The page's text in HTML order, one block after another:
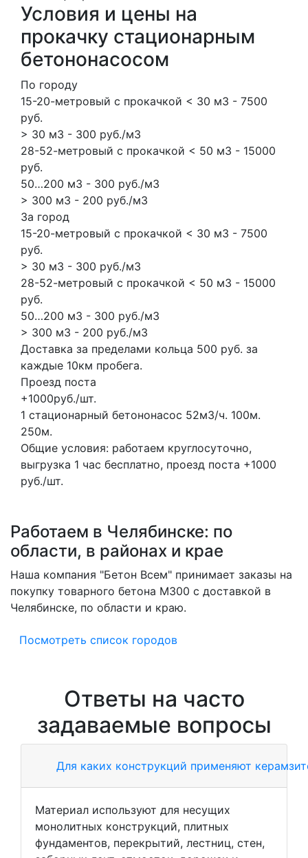
Условия и цены на
прокачку стационарным
бетононасосом
По городу
15-20-метровый с прокачкой < 30 м3 - 7500
руб.
> 30 м3 - 300 руб./м3
28-52-метровый с прокачкой < 50 м3 - 15000
руб.
50…200 м3 - 300 руб./м3
> 300 м3 - 200 руб./м3
За город
15-20-метровый с прокачкой < 30 м3 - 7500
руб.
> 30 м3 - 300 руб./м3
28-52-метровый с прокачкой < 50 м3 - 15000
руб.
50…200 м3 - 300 руб./м3
> 300 м3 - 200 руб./м3
Доставка за пределами кольца 500 руб. за
каждые 10км пробега.
Проезд поста
+1000руб./шт.
1 стационарный бетононасос 52м3/ч. 100м.
250м.
Общие условия: работаем круглосуточно,
выгрузка 1 час бесплатно, проезд поста +1000
руб./шт.
Работаем в Челябинске: по
области, в районах и крае
Наша компания "Бетон Всем" принимает заказы на
покупку товарного бетона M300 с доставкой в
Челябинске, по области и краю.
Посмотреть список городов
Ответы на часто
задаваемые вопросы
Для каких конструкций применяют
Материал используют для несущих
монолитных конструкций, плитных
фундаментов, перекрытий, лестниц, стен,